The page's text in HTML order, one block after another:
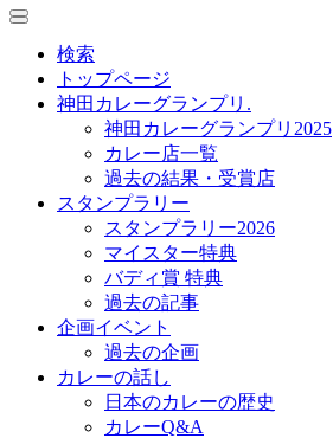
toggle
toggle
navigation
検索
トップページ
神田カレーグランプリ.
神田カレーグランプリ2025
カレー店一覧
過去の結果・受賞店
スタンプラリー
スタンプラリー2026
マイスター特典
バディ賞 特典
過去の記事
企画イベント
過去の企画
カレーの話し
日本のカレーの歴史
カレーQ&A